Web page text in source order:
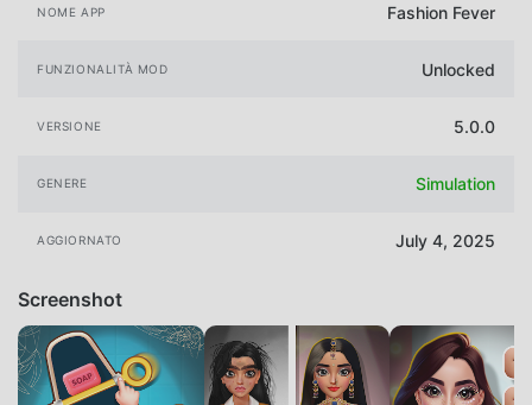
NOME APP Fashion Fever
FUNZIONALITÀ MOD Unlocked
VERSIONE 5.0.0
GENERE Simulation
AGGIORNATO July 4, 2025
Screenshot